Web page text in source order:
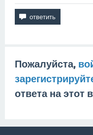
Пожалуйста,
ответа на этот